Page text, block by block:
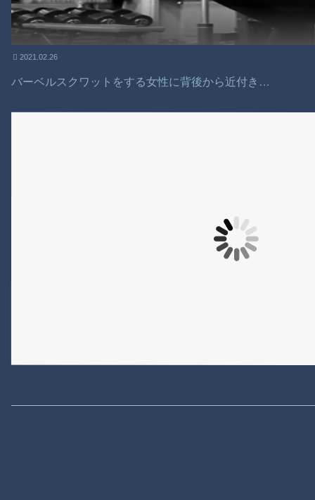
2021.02.26
バーベルスクワットをする女性に背後から近付き…